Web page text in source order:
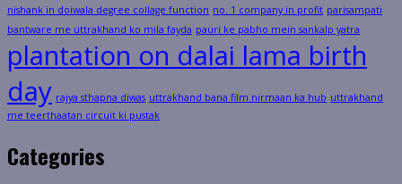
nishank in doiwala degree collage function no. 1 company in profit parisampati
bantware me uttrakhand ko mila fayda pauri ke pabho mein sankalp yatra
plantation on dalai lama birth
day rajya sthapna diwas uttrakhand bana film nirmaan ka hub uttrakhand
me teerthaatan circuit ki pustak
Categories